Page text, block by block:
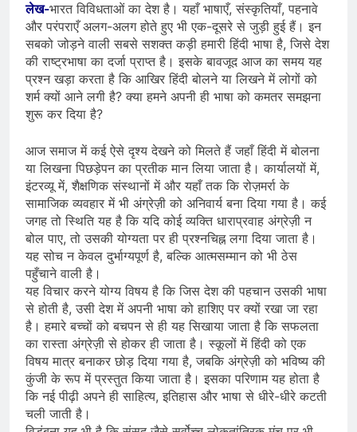
लेख-भारत विविधताओं का देश है। यहाँ भाषाएँ, संस्कृतियाँ, पहनावे
और परंपराएँ अलग-अलग होते हुए भी एक-दूसरे से जुड़ी हुई हैं। इन
सबको जोड़ने वाली सबसे सशक्त कड़ी हमारी हिंदी भाषा है, जिसे देश
की राष्ट्रभाषा का दर्जा प्राप्त है। इसके बावजूद आज का समय यह
प्रश्न खड़ा करता है कि आखिर हिंदी बोलने या लिखने में लोगों को
शर्म क्यों आने लगी है? क्या हमने अपनी ही भाषा को कमतर समझना
शुरू कर दिया है?
आज समाज में कई ऐसे दृश्य देखने को मिलते हैं जहाँ हिंदी में बोलना
या लिखना पिछड़ेपन का प्रतीक मान लिया जाता है। कार्यालयों में,
इंटरव्यू में, शैक्षणिक संस्थानों में और यहाँ तक कि रोज़मर्रा के
सामाजिक व्यवहार में भी अंग्रेज़ी को अनिवार्य बना दिया गया है। कई
जगह तो स्थिति यह है कि यदि कोई व्यक्ति धाराप्रवाह अंग्रेज़ी न
बोल पाए, तो उसकी योग्यता पर ही प्रश्नचिह्न लगा दिया जाता है।
यह सोच न केवल दुर्भाग्यपूर्ण है, बल्कि आत्मसम्मान को भी ठेस
पहुँचाने वाली है।
यह विचार करने योग्य विषय है कि जिस देश की पहचान उसकी भाषा
से होती है, उसी देश में अपनी भाषा को हाशिए पर क्यों रखा जा रहा
है। हमारे बच्चों को बचपन से ही यह सिखाया जाता है कि सफलता
का रास्ता अंग्रेज़ी से होकर ही जाता है। स्कूलों में हिंदी को एक
विषय मात्र बनाकर छोड़ दिया गया है, जबकि अंग्रेज़ी को भविष्य की
कुंजी के रूप में प्रस्तुत किया जाता है। इसका परिणाम यह होता है
कि नई पीढ़ी अपने ही साहित्य, इतिहास और भाषा से धीरे-धीरे कटती
चली जाती है।